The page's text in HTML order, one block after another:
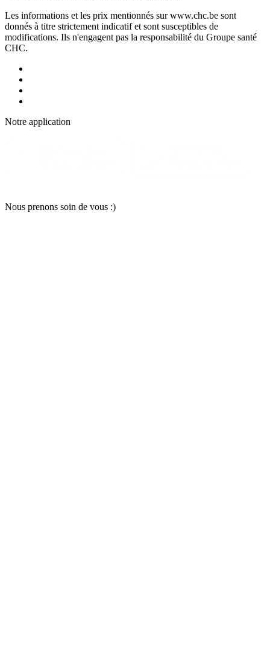
Les informations et les prix mentionnés sur www.chc.be sont
donnés à titre strictement indicatif et sont susceptibles de
modifications. Ils n'engagent pas la responsabilité du Groupe santé
CHC.
Notre application
Nous prenons soin de vous :)